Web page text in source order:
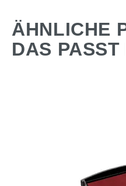
ÄHNLICHE
DAS PASST